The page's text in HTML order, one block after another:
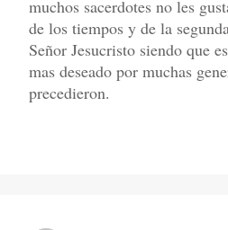
muchos sacerdotes no les
de los tiempos y de la
Señor Jesucristo siendo que
mas deseado por muchas
precedieron.